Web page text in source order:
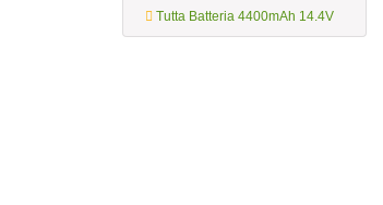
Tutta Batteria 4400mAh 14.4V